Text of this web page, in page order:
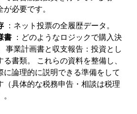
必要です。
：ネット投票の全履歴データ。
書 ：どのようなロジックで購入決
事業計画書と収支報告：投資とし
書類。 これらの資料を整備し、
に論理的に説明できる準備をして
（具体的な税務申告・相談は税理